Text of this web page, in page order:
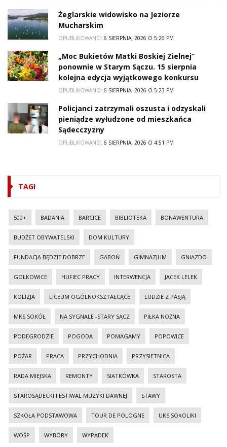
Żeglarskie widowisko na Jeziorze
Mucharskim
OPUBLIKOWANO: 6 SIERPNIA, 2026 O 5:26 PM
„Moc Bukietów Matki Boskiej Zielnej”
ponownie w Starym Sączu. 15 sierpnia
kolejna edycja wyjątkowego konkursu
OPUBLIKOWANO: 6 SIERPNIA, 2026 O 5:23 PM
Policjanci zatrzymali oszusta i odzyskali
pieniądze wyłudzone od mieszkańca
Sądecczyzny
OPUBLIKOWANO: 6 SIERPNIA, 2026 O 4:51 PM
TAGI
500+ BADANIA BARCICE BIBLIOTEKA BONAWENTURA
BUDŻET OBYWATELSKI DOM KULTURY
FUNDACJA BĘDZIE DOBRZE GABOŃ GIMNAZJUM GNIAZDO
GOŁKOWICE HUFIEC PRACY INTERWENCJA JACEK LELEK
KOLIZJA LICEUM OGÓLNOKSZTAŁCĄCE LUDZIE Z PASJĄ
MKS SOKÓŁ NA SYGNALE -STARY SĄCZ PIŁKA NOŻNA
PODEGRODZIE POGODA POMAGAMY POPOWICE
POŻAR PRACA PRZYCHODNIA PRZYSIETNICA
RADA MIEJSKA REMONTY SIATKÓWKA STAROSTA
STAROSĄDECKI FESTIWAL MUZYKI DAWNEJ STAWY
SZKOŁA PODSTAWOWA TOUR DE POLOGNE UKS SOKOLIKI
WOŚP WYBORY WYPADEK